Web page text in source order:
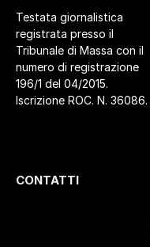
Testata giornalistica
registrata presso il
Tribunale di Massa con il
numero di registrazione
196/1 del 04/2015.
Iscrizione ROC. N. 36086.
CONTATTI